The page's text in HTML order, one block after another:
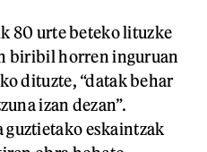
80 urte beteko lituzke
biribil horren inguruan
dituzte, “datak behar
izan dezan”.
guztietako eskaintzak